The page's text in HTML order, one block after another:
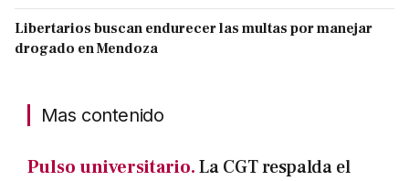
Libertarios buscan endurecer las multas por manejar
drogado en Mendoza
Mas contenido
Pulso universitario.La CGT respalda el